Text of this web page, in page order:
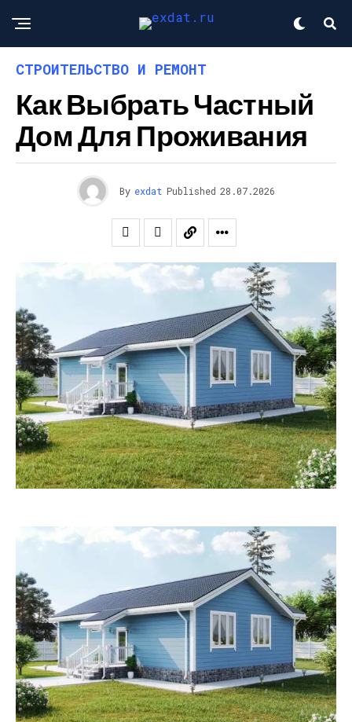
СТРОИТЕЛЬСТВО И РЕМОНТ
Как Выбрать Частный
Дом Для Проживания
By exdat Published 28.07.2026